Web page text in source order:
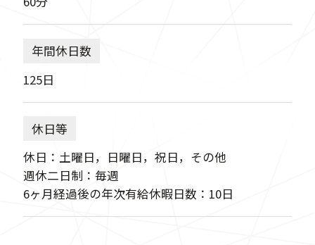
年間休日数
125日
休日等
休日：土曜日，日曜日，祝日，その他
週休二日制：毎週
6ヶ月経過後の年次有給休暇日数：10日